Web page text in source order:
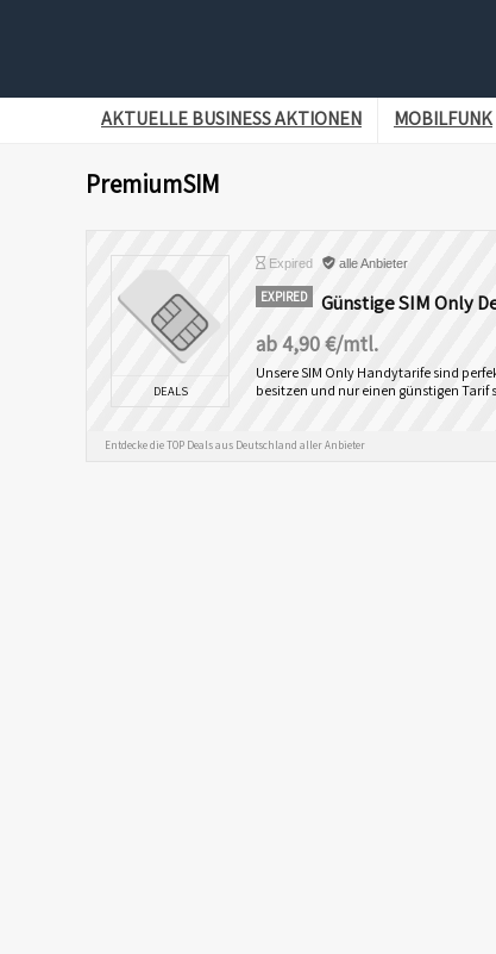
AKTUELLE BUSINESS AKTIONEN MOBILFUNK
PremiumSIM
DEALS
Expired alle Anbieter
EXPIRED Günstige SIM Only
ab 4,90 €/mtl.
Unsere SIM Only Handytarife sind
besitzen und nur einen günstigen Tarif
Entdecke die TOP Deals aus Deutschland aller Anbieter